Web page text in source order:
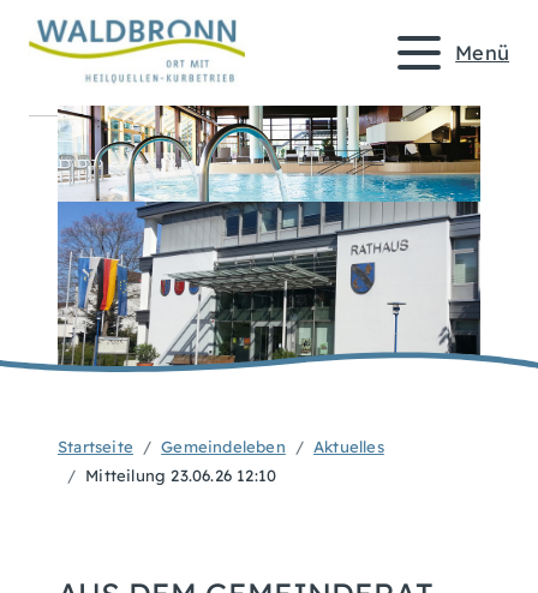
Menü
Startseite Gemeindeleben
Aktuelles
Mitteilung 23.06.26 12:10